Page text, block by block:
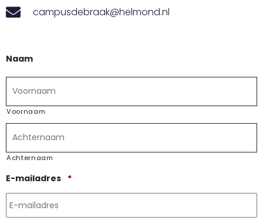
campusdebraak@helmond.nl
Naam
Voornaam
Achternaam
E-mailadres *Vereist